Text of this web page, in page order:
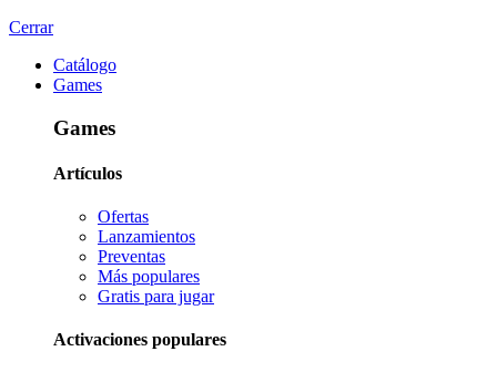
Cerrar
Catálogo
Games
Games
Artículos
Ofertas
Lanzamientos
Preventas
Más populares
Gratis para jugar
Activaciones populares